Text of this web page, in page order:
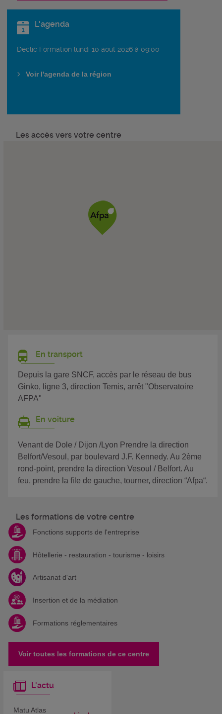
L'agenda
Déclic Formation lundi 10 août 2026 à 09:00
Voir l'agenda de la région
Les accès vers votre centre
En transport
Depuis la gare SNCF, accès par le réseau de bus
Ginko, ligne 3, direction Temis, arrêt "Observatoire
AFPA"
En voiture
Venant de Dole / Dijon /Lyon Prendre la direction
Belfort/Vesoul, par boulevard J.F. Kennedy. Au 2ème
rond-point, prendre la direction Vesoul / Belfort. Au
feu, prendre la file de gauche, tourner, direction “Afpa“.
Les formations de votre centre
Fonctions supports de l'entreprise
Hôtellerie - restauration - tourisme - loisirs
Artisanat d'art
Insertion et de la médiation
Formations réglementaires
Voir toutes les formations de ce centre
L'actu
Matu Atlas